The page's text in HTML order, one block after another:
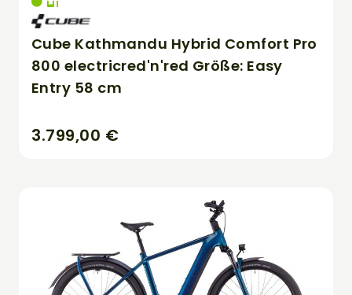
Cube Kathmandu Hybrid Comfort Pro
800 electricred'n'red Größe: Easy
Entry 58 cm
3.799,00 €